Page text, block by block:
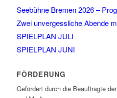
Seebühne Bremen 2026 –
Zwei unvergessliche Abende
SPIELPLAN JULI
SPIELPLAN JUNI
FÖRDERUNG
Gefördert durch die Beauftragte